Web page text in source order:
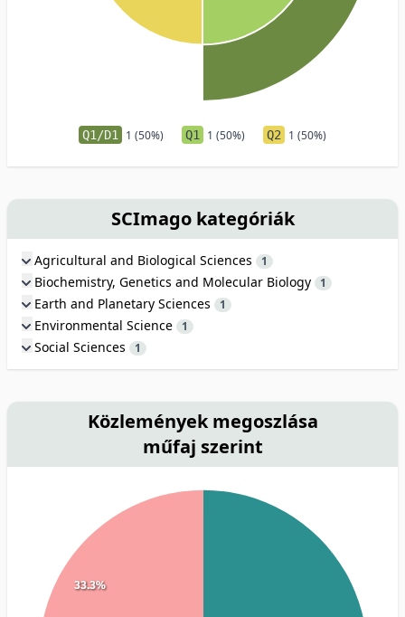
Q1/D1 1 (50%) Q1 1 (50%) Q2 1 (50%)
SCImago kategóriák
Agricultural and Biological Sciences 1
Biochemistry, Genetics and Molecular Biology 1
Earth and Planetary Sciences 1
Environmental Science 1
Social Sciences 1
Közlemények megoszlása
műfaj szerint
33.3%